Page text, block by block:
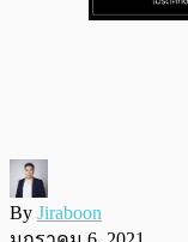
By Jiraboon